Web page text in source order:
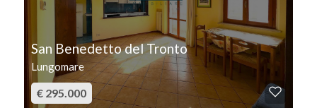
San Benedetto del Tronto
Lungomare
€ 295.000